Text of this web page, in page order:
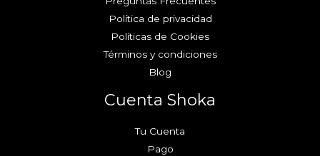
Política de privacidad
Políticas de Cookies
Términos y condiciones
Blog
Cuenta Shoka
Tu Cuenta
Pago